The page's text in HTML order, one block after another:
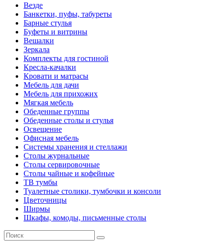
Везде
Банкетки, пуфы, табуреты
Барные стулья
Буфеты и витрины
Вешалки
Зеркала
Комплекты для гостиной
Кресла-качалки
Кровати и матрасы
Мебель для дачи
Мебель для прихожих
Мягкая мебель
Обеденные группы
Обеденные столы и стулья
Освещение
Офисная мебель
Системы хранения и стеллажи
Столы журнальные
Столы сервировочные
Столы чайные и кофейные
ТВ тумбы
Туалетные столики, тумбочки и консоли
Цветочницы
Ширмы
Шкафы, комоды, письменные столы